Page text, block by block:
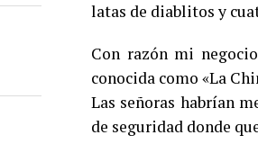
latas de diablitos y
Con razón mi
conocida como «La
Las señoras habrían
de seguridad donde